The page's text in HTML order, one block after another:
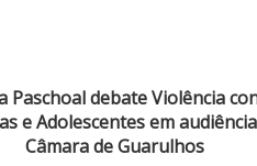
Paschoal debate Violência
e Adolescentes em
Câmara de Guarulhos